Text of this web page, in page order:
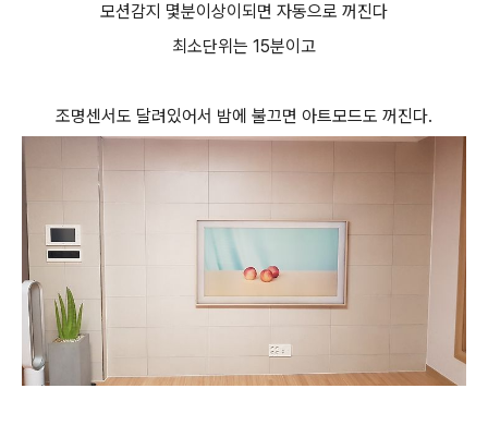
모션감지 몇분이상이되면 자동으로 꺼진다
최소단위는 15분이고
조명센서도 달려있어서 밤에 불끄면 아트모드도 꺼진다.